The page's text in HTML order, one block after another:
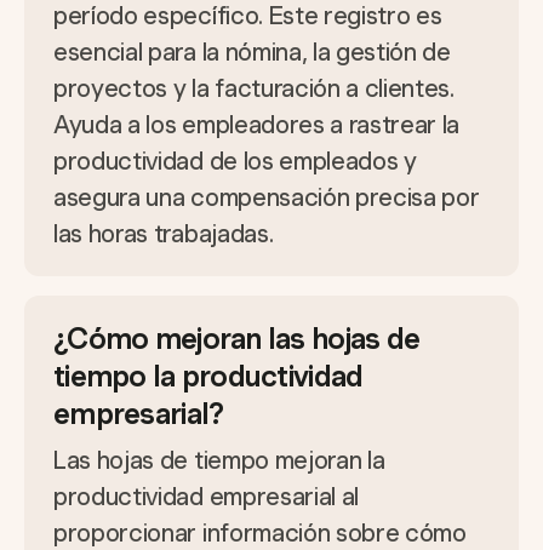
período específico. Este registro es
esencial para la nómina, la gestión de
proyectos y la facturación a clientes.
Ayuda a los empleadores a rastrear la
productividad de los empleados y
asegura una compensación precisa por
las horas trabajadas.
¿Cómo mejoran las hojas de
tiempo la productividad
empresarial?
Las hojas de tiempo mejoran la
productividad empresarial al
proporcionar información sobre cómo